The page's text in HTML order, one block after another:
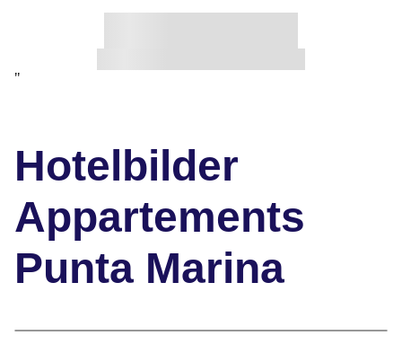
"
Hotelbilder
Appartements
Punta Marina